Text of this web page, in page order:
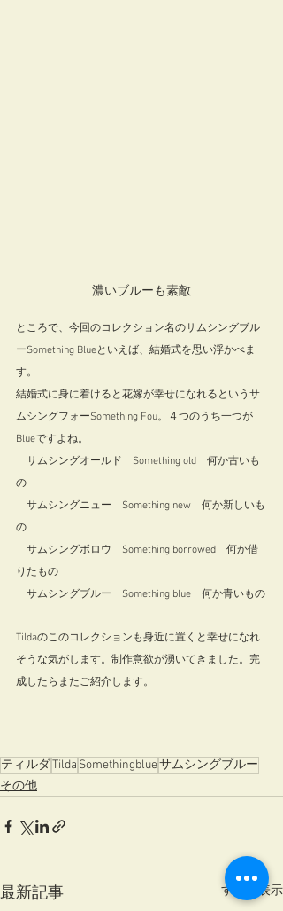
濃いブルーも素敵
ところで、今回のコレクション名のサムシングブル
ーSomething Blueといえば、結婚式を思い浮かべま
す。
結婚式に身に着けると花嫁が幸せになれるというサ
ムシングフォーSomething Fou。４つのうち一つが
Blueですよね。
サムシングオールド　Something old　何か古いも
の
サムシングニュー　Something new　何か新しいも
の
サムシングボロウ　Something borrowed　何か借
りたもの
サムシングブルー　Something blue　何か青いもの
Tildaのこのコレクションも身近に置くと幸せになれ
そうな気がします。制作意欲が湧いてきました。完
成したらまたご紹介します。
ティルダTilda Somethingblueサムシングブルー
その他
最新記事 すべて表示